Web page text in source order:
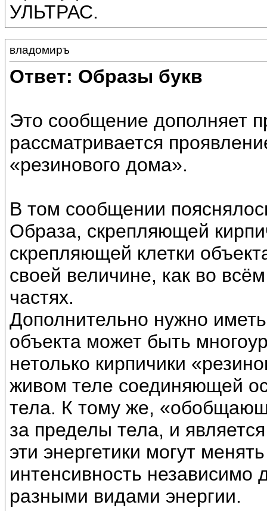
УЛЬТРАС.
владомиръ
Ответ: Образы букв
Это сообщение дополняет
рассматривается
«резинового дома».
В том сообщении
Образа, скрепляющей
скрепляющей клетки
своей величине, как во
частях.
Дополнительно нужно
объекта может быть
нетолько кирпичики
живом теле соединяющей
тела. К тому же,
за пределы тела, и
эти энергетики могут
интенсивность независимо
разными видами энергии.